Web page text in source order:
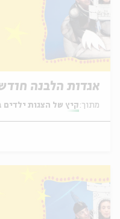
אגדות הלבנה חודש אב
מתוך: קיץ של הצגות ילדים